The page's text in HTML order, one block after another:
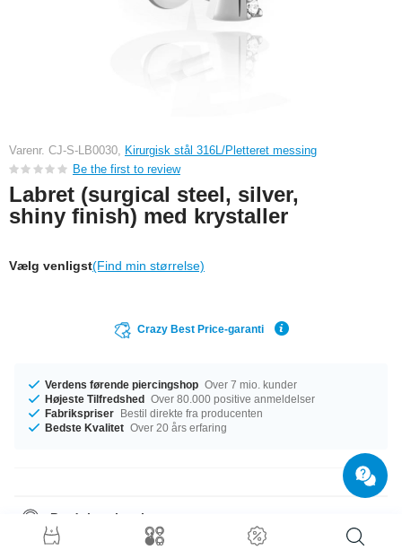
Varenr. CJ-S-LB0030, Kirurgisk stål 316L/Pletteret messing
Be the first to review
Labret (surgical steel, silver,
shiny finish) med krystaller
Vælg venligst(Find min størrelse)
Crazy Best Price-garanti
Verdens førende piercingshop Over 7 mio. kunder
Højeste Tilfredshed Over 80.000 positive anmeldelser
Fabrikspriser Bestil direkte fra producenten
Bedste Kvalitet Over 20 års erfaring
Produktoplysninger
Produkter, som måler 1.2 mm og 1.6 mm gauges er på lager. Den perfekte